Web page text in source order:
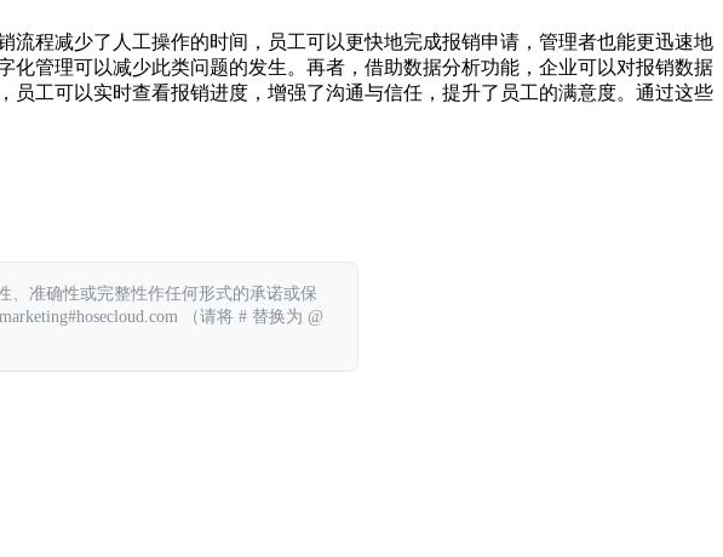
程减少了人工操作的时间，员工可以更快地完成报销申请，管理者也能更迅速地
管理可以减少此类问题的发生。再者，借助数据分析功能，企业可以对报销数据
工可以实时查看报销进度，增强了沟通与信任，提升了员工的满意度。通过这些
、准确性或完整性作任何形式的承诺或保
（请将 # 替换为 @